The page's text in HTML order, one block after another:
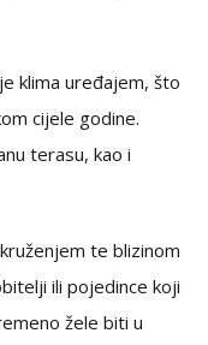
klima uređajem, što
cijele godine.
terasu, kao i
te blizinom
ili pojedince koji
žele biti u